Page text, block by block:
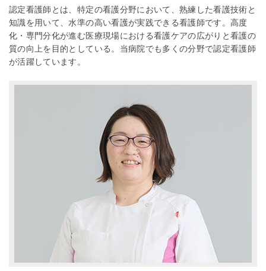
認定看護師とは、特定の看護分野において、熟練した看護技術と
知識を用いて、水準の高い看護が実践できる看護師です。高度
化・専門分化が進む医療現場における看護ケアの広がりと看護の
質の向上を目的としている。当病院でも多くの分野で認定看護師
が活躍しています。